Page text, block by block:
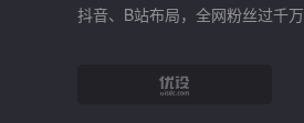
抖音、B站布局，全网粉丝过千万